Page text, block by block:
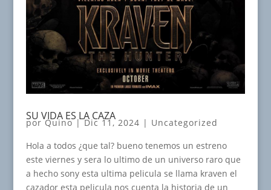
SU VIDA ES LA CAZA
porQuino|Dic 11, 2024 | Uncategorized
Hola a todos ¿que tal? bueno tenemos un estreno
este viernes y sera lo ultimo de un universo raro que
a hecho sony esta ultima pelicula se llama kraven el
cazador esta pelicula nos cuenta la historia de un